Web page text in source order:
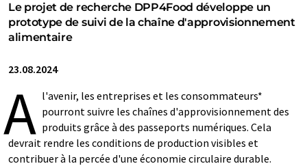
Le projet de recherche DPP4Food développe un
prototype de suivi de la chaîne d'approvisionnement
alimentaire
23.08.2024
A l'avenir, les entreprises et les consommateurs*
pourront suivre les chaînes d'approvisionnement des
produits grâce à des passeports numériques. Cela
devrait rendre les conditions de production visibles et
contribuer à la percée d'une économie circulaire durable.